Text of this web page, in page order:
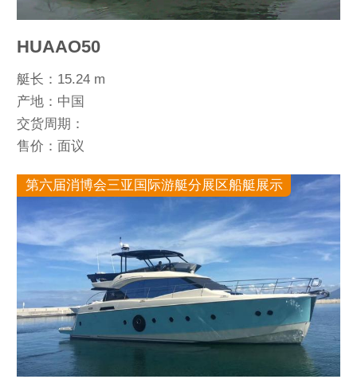
HUAAO50
艇长：15.24 m
产地：中国
交货周期：
售价：面议
第六届消博会三亚国际游艇分展区船艇展示